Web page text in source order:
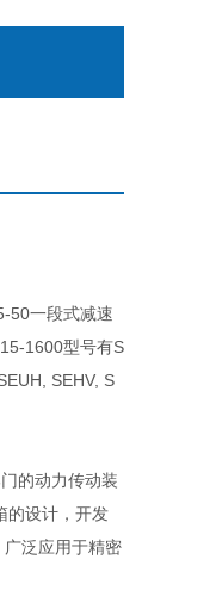
50一段式减速
1600型号有S
SEHV, S
的动力传动装
的设计，开发
泛应用于精密